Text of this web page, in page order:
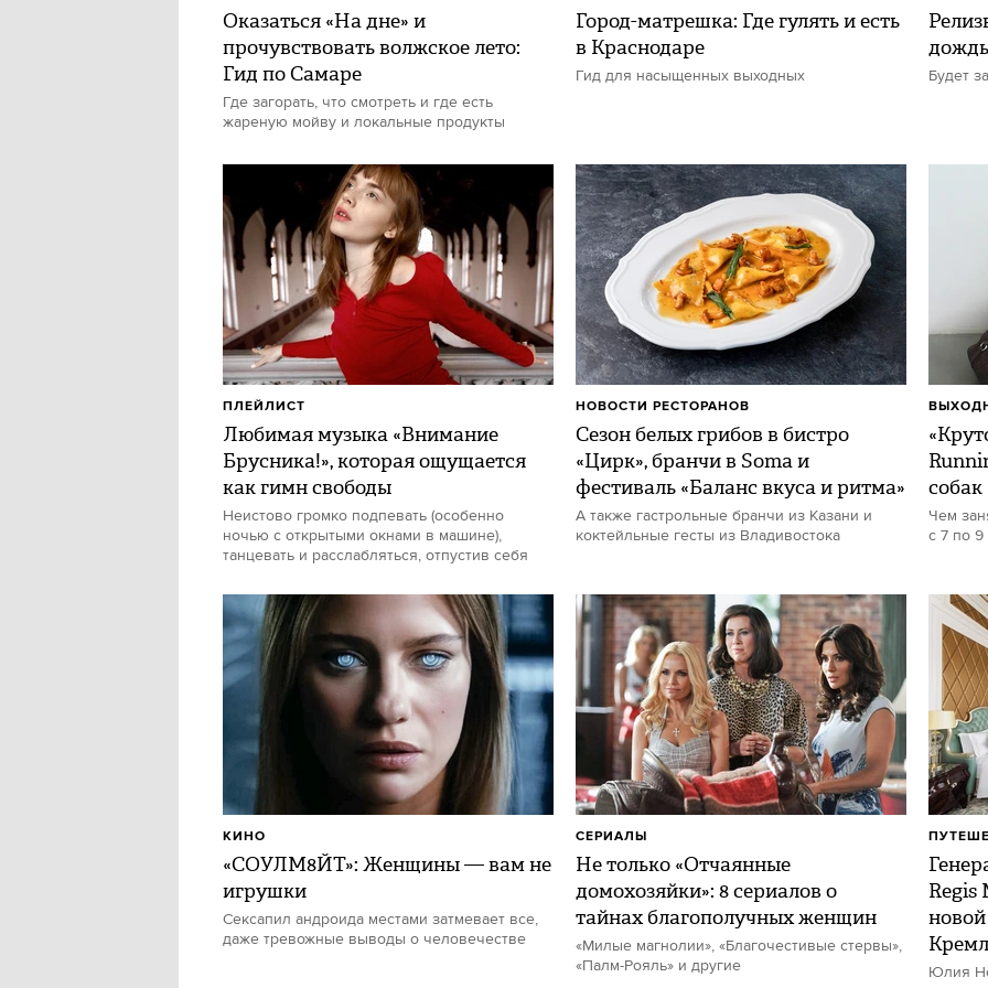
Оказаться «На дне» и
прочувствовать волжское лето:
Гид по Самаре
Где загорать, что смотреть и где есть
жареную мойву и локальные продукты
Город-матрешка: Где гулять и есть
в Краснодаре
Гид для насыщенных выходных
дождь
Будет
Любимая музыка «Внимание
Брусника!», которая ощущается
как гимн свободы
Неистово громко подпевать (особенно
ночью с открытыми окнами в машине),
танцевать и расслабляться, отпустив себя
ПЛЕЙЛИСТ
Сезон белых грибов в бистро
«Цирк», бранчи в Soma и
фестиваль «Баланс вкуса и ритма»
А также гастрольные бранчи из Казани и
коктейльные гесты из Владивостока
НОВОСТИ РЕСТОРАНОВ
собак
Чем
с 7 по 9
«СОУЛМ8ЙТ»: Женщины — вам не
игрушки
Сексапил андроида местами затмевает все,
даже тревожные выводы о человечестве
КИНО
Не только «Отчаянные
домохозяйки»: 8 сериалов о
тайнах благополучных женщин
«Милые магнолии», «Благочестивые стервы»,
«Палм-Рояль» и другие
СЕРИАЛЫ
Юлия